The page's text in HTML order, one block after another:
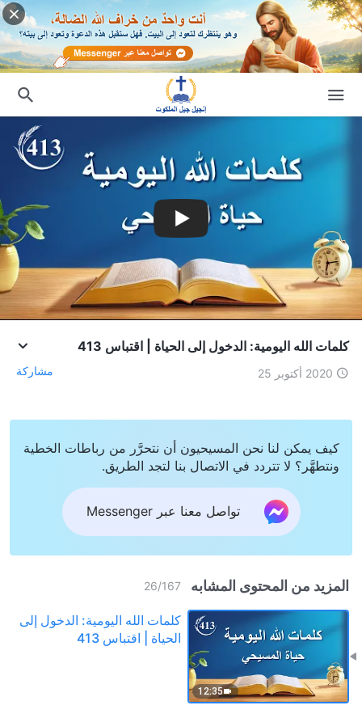
كلمات الله اليومية: الدخول إلى الحياة | اقتباس 413
2020 أكتوبر 25 مشاركة
كيف يمكن لنا نحن المسيحيون أن نتحرَّر من رباطات الخطية
ونتطهَّر؟ لا تتردد في الاتصال بنا لتجد الطريق.
تواصل معنا عبر Messenger
المزيد من المحتوى المشابه 26/167
12:35
كلمات الله اليومية: الدخول إلى
الحياة | اقتباس 413